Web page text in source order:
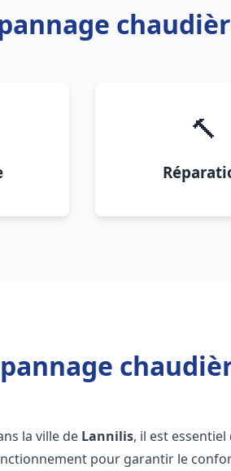
🔨
la ville de Lannilis, il est
pour garantir le